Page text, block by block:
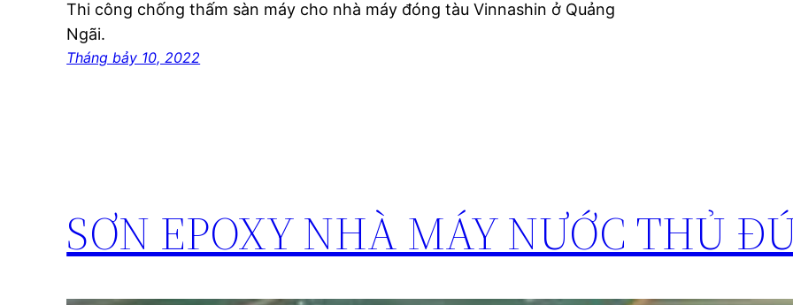
Thi công chống thấm sàn máy cho nhà máy đóng tàu Vinnashin ở Quảng
Ngãi.
Tháng bảy 10, 2022
SƠN EPOXY NHÀ MÁY NƯỚC THỦ